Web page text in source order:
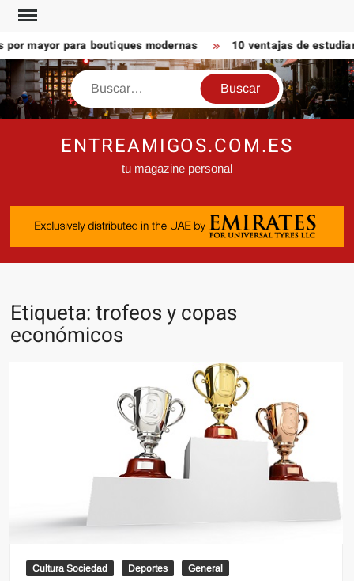
Saltar
contenido
mayor para boutiques modernas 10 ventajas de
Buscar
ENTREAMIGOS.COM.ES
tu magazine personal
Etiqueta:trofeos y copas
económicos
Cultura Sociedad Deportes General